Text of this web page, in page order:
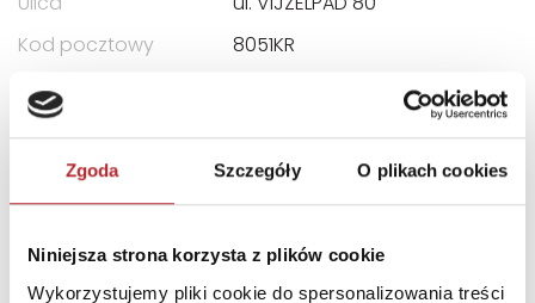
Zgoda Szczegóły O plikach cookies
Niniejsza strona korzysta z plików cookie
Wykorzystujemy pliki cookie do spersonalizowania treści
Kod pocztowy
8051KR
Miasto
E-mail
pl@goliathgames.com
INFORMACJE I OSTRZEŻENIA
Kolory i szczegóły mogą się różnić.